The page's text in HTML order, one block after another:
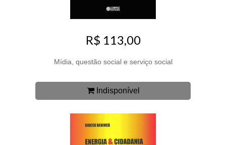
R$ 113,00
Mídia, questão social e serviço social
Indisponível